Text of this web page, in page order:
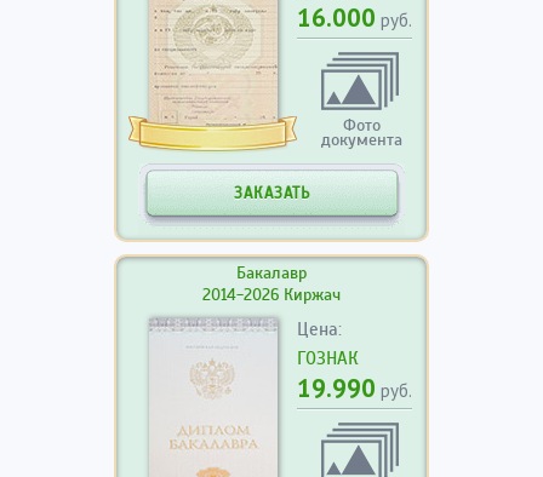
16.000 руб.
Фото
документа
ЗАКАЗАТЬ
Бакалавр
2014-2026 Киржач
Цена:
ГОЗНАК
19.990 руб.